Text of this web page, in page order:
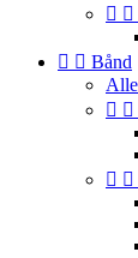
 
  Bånd
 
 